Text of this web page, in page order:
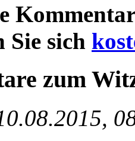
Sie sich
zum